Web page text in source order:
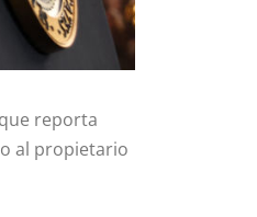
reporta
al propietario